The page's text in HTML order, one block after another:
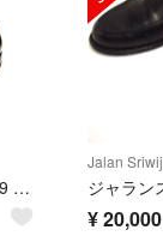
Jalan Sriwijaya 98409 ブラックカーフビジネスシューズ
Jalan
¥20,000